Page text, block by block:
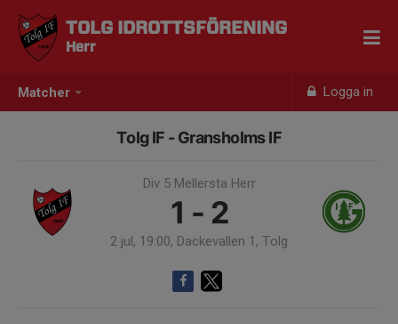
Matcher Logga in
TOLG IDROTTSFÖRENING
Herr
Tolg IF - Gransholms IF
Div 5 Mellersta Herr
1 - 2
2 jul, 19:00, Dackevallen 1, Tolg